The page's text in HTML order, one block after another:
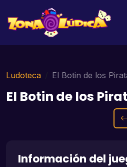
Ludoteca El Botin de los
El Botin de los
Información del